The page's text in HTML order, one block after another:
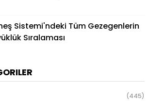
Sistemi'ndeki Tüm Gezegenlerin
Sıralaması
(445)